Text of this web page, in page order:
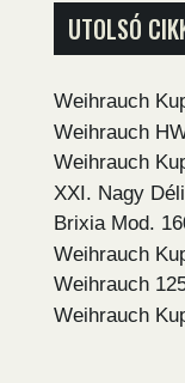
UTOLSÓ
Weihrauch
Weihrauch
Weihrauch
XXI. Nagy
Brixia Mod.
Weihrauch
Weihrauch
Weihrauch